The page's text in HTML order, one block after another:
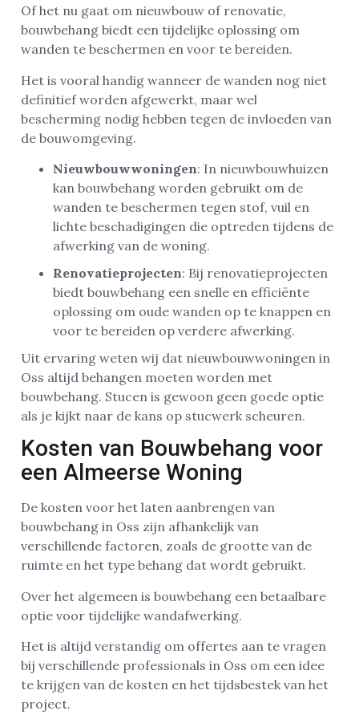
Of het nu gaat om nieuwbouw of renovatie,
bouwbehang biedt een tijdelijke oplossing om
wanden te beschermen en voor te bereiden.
Het is vooral handig wanneer de wanden nog niet
definitief worden afgewerkt, maar wel
bescherming nodig hebben tegen de invloeden van
de bouwomgeving.
Nieuwbouwwoningen: In nieuwbouwhuizen
kan bouwbehang worden gebruikt om de
wanden te beschermen tegen stof, vuil en
lichte beschadigingen die optreden tijdens de
afwerking van de woning.
Renovatieprojecten: Bij renovatieprojecten
biedt bouwbehang een snelle en efficiënte
oplossing om oude wanden op te knappen en
voor te bereiden op verdere afwerking.
Uit ervaring weten wij dat nieuwbouwwoningen in
Oss altijd behangen moeten worden met
bouwbehang. Stucen is gewoon geen goede optie
als je kijkt naar de kans op stucwerk scheuren.
Kosten van Bouwbehang voor
een Almeerse Woning
De kosten voor het laten aanbrengen van
bouwbehang in Oss zijn afhankelijk van
verschillende factoren, zoals de grootte van de
ruimte en het type behang dat wordt gebruikt.
Over het algemeen is bouwbehang een betaalbare
optie voor tijdelijke wandafwerking.
Het is altijd verstandig om offertes aan te vragen
bij verschillende professionals in Oss om een idee
te krijgen van de kosten en het tijdsbestek van het
project.